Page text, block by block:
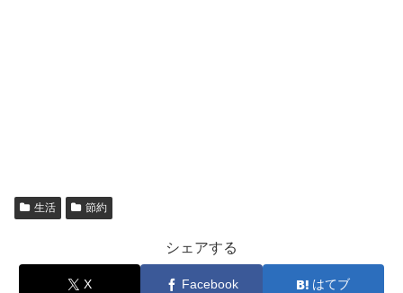
生活 節約
シェアする
X Facebook はてブ